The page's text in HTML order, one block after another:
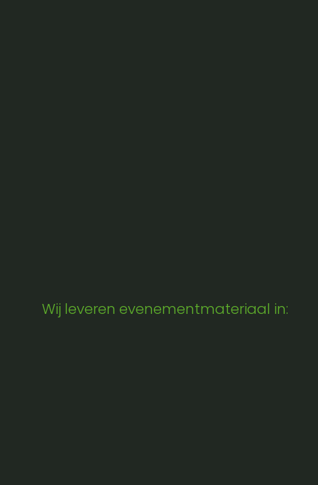
Wij leveren evenementmateriaal in: